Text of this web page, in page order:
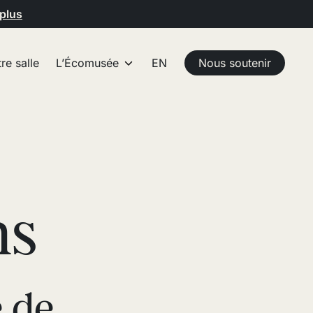
salle L’Écomusée EN Nous soutenir